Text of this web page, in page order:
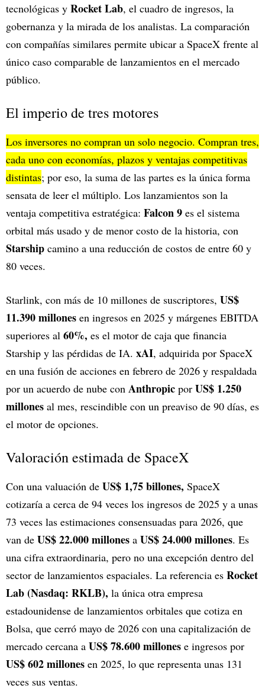
tecnológicas y Rocket Lab, el cuadro de ingresos, la
gobernanza y la mirada de los analistas. La comparación
con compañías similares permite ubicar a SpaceX frente al
único caso comparable de lanzamientos en el mercado
público.
El imperio de tres motores
Los inversores no compran un solo negocio. Compran tres,
cada uno con economías, plazos y ventajas competitivas
distintas; por eso, la suma de las partes es la única forma
sensata de leer el múltiplo. Los lanzamientos son la
ventaja competitiva estratégica: Falcon 9 es el sistema
orbital más usado y de menor costo de la historia, con
Starship camino a una reducción de costos de entre 60 y
80 veces.
Starlink, con más de 10 millones de suscriptores, US$
11.390 millones en ingresos en 2025 y márgenes EBITDA
superiores al 60%, es el motor de caja que financia
Starship y las pérdidas de IA. xAI, adquirida por SpaceX
en una fusión de acciones en febrero de 2026 y respaldada
por un acuerdo de nube con Anthropic por US$ 1.250
millones al mes, rescindible con un preaviso de 90 días, es
el motor de opciones.
Valoración estimada de SpaceX
Con una valuación de US$ 1,75 billones, SpaceX
cotizaría a cerca de 94 veces los ingresos de 2025 y a unas
73 veces las estimaciones consensuadas para 2026, que
van de US$ 22.000 millones a US$ 24.000 millones. Es
una cifra extraordinaria, pero no una excepción dentro del
sector de lanzamientos espaciales. La referencia es Rocket
Lab (Nasdaq: RKLB), la única otra empresa
estadounidense de lanzamientos orbitales que cotiza en
Bolsa, que cerró mayo de 2026 con una capitalización de
mercado cercana a US$ 78.600 millones e ingresos por
US$ 602 millones en 2025, lo que representa unas 131
veces sus ventas.